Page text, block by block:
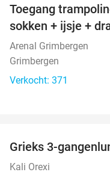
Toegang
sokken + ijsje +
Arenal Grimbergen
Grimbergen
Verkocht: 371
Grieks 3-
Kali Orexi